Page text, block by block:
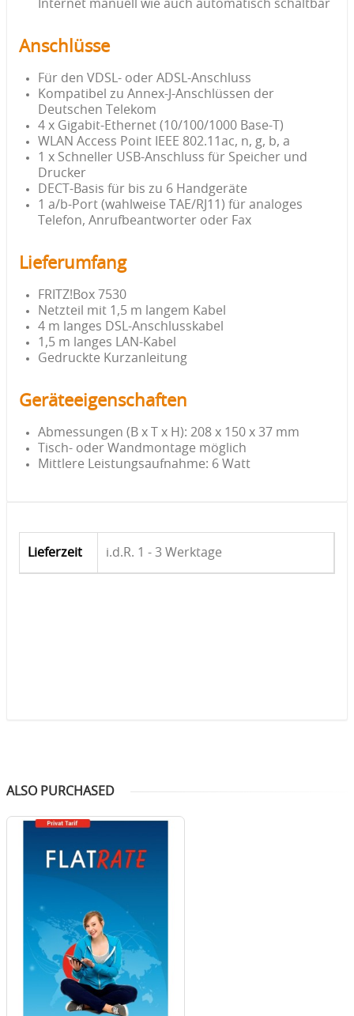
Internet manuell wie auch automatisch schaltbar
Anschlüsse
Für den VDSL- oder ADSL-Anschluss
Kompatibel zu Annex-J-Anschlüssen der
Deutschen Telekom
4 x Gigabit-Ethernet (10/100/1000 Base-T)
WLAN Access Point IEEE 802.11ac, n, g, b, a
1 x Schneller USB-Anschluss für Speicher und
Drucker
DECT-Basis für bis zu 6 Handgeräte
1 a/b-Port (wahlweise TAE/RJ11) für analoges
Telefon, Anrufbeantworter oder Fax
Lieferumfang
FRITZ!Box 7530
Netzteil mit 1,5 m langem Kabel
4 m langes DSL-Anschlusskabel
1,5 m langes LAN-Kabel
Gedruckte Kurzanleitung
Geräteeigenschaften
Abmessungen (B x T x H): 208 x 150 x 37 mm
Tisch- oder Wandmontage möglich
Mittlere Leistungsaufnahme: 6 Watt
Lieferzeit i.d.R. 1 - 3 Werktage
ALSO PURCHASED